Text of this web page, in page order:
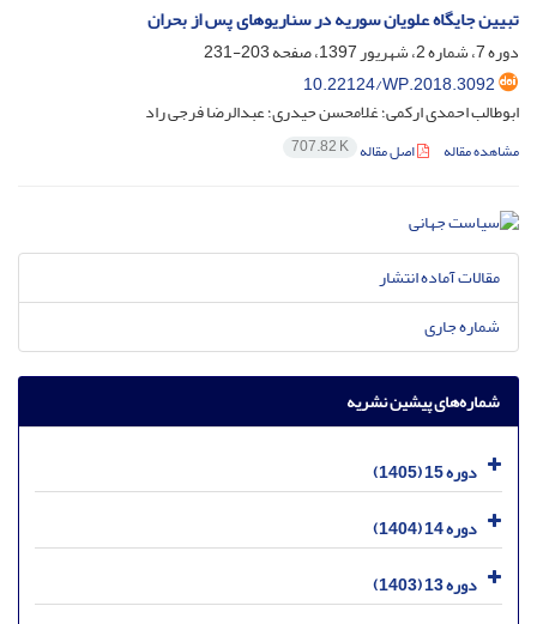
تبیین جایگاه علویان سوریه در سناریوهای پس از بحران
دوره 7، شماره 2، شهریور 1397، صفحه
203-231
10.22124/WP.2018.3092
ابوطالب احمدی ارکمی؛ غلامحسن حیدری؛ عبدالرضا فرجی راد
مشاهده مقاله اصل مقاله 707.82 K
مقالات آماده انتشار
شماره جاری
شماره‌های پیشین نشریه
دوره 15 (1405)
دوره 14 (1404)
دوره 13 (1403)